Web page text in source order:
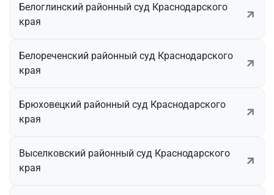
Белоглинский районный суд Краснодарского
края
Белореченский районный суд Краснодарского
края
Брюховецкий районный суд Краснодарского
края
Выселковский районный суд Краснодарского
края